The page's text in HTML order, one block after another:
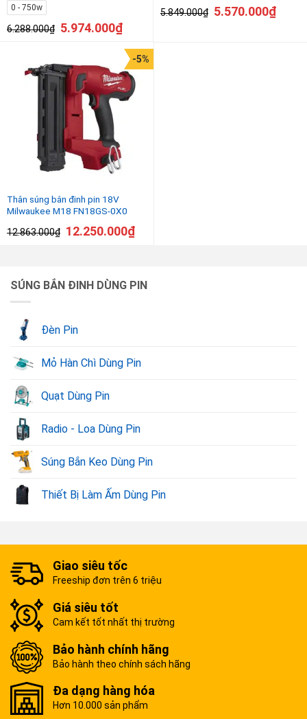
0 - 750w
6.288.000₫ 5.974.000₫
5.849.000₫ 5.570.000₫
Thân súng bắn đinh pin 18V
Milwaukee M18 FN18GS-0X0
12.863.000₫
-5%
12.250.000₫
SÚNG BẮN ĐINH DÙNG PIN
Đèn Pin
Mỏ Hàn Chì Dùng Pin
Quạt Dùng Pin
Radio - Loa Dùng Pin
Súng Bắn Keo Dùng Pin
Thiết Bị Làm Ấm Dùng Pin
Giao siêu tốc
Freeship đơn trên 6 triệu
Giá siêu tốt
Cam kết tốt nhất thị trường
Bảo hành chính hãng
Bảo hành theo chính sách hãng
Đa dạng hàng hóa
Hơn 10.000 sản phẩm